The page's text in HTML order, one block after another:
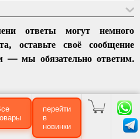
ответы могут немного
оставьте своё сообщение
— мы обязательно ответим.
перейти
в
новинки